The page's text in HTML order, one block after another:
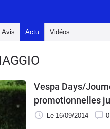
Avis Actu Vidéos
Vespa Days/
promotionnelles
Le 16/09/2014 0